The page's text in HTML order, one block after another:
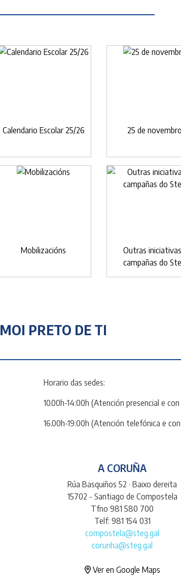
Calendario Escolar 25/26 25 de novembro
Mobilizacións
Outras
campañas do
MOI PRETO DE TI
Horario das sedes:
10.00h-14:00h (Atención presencial e
16.00h-19:00h (Atención telefónica e
A CORUÑA
Rúa Basquiños 52 · Baixo dereita
15702 - Santiago de Compostela
Tfno 981 580 700
Telf: 981 154 031
compostela@steg.gal
corunha@steg.gal
Ver en Google Maps